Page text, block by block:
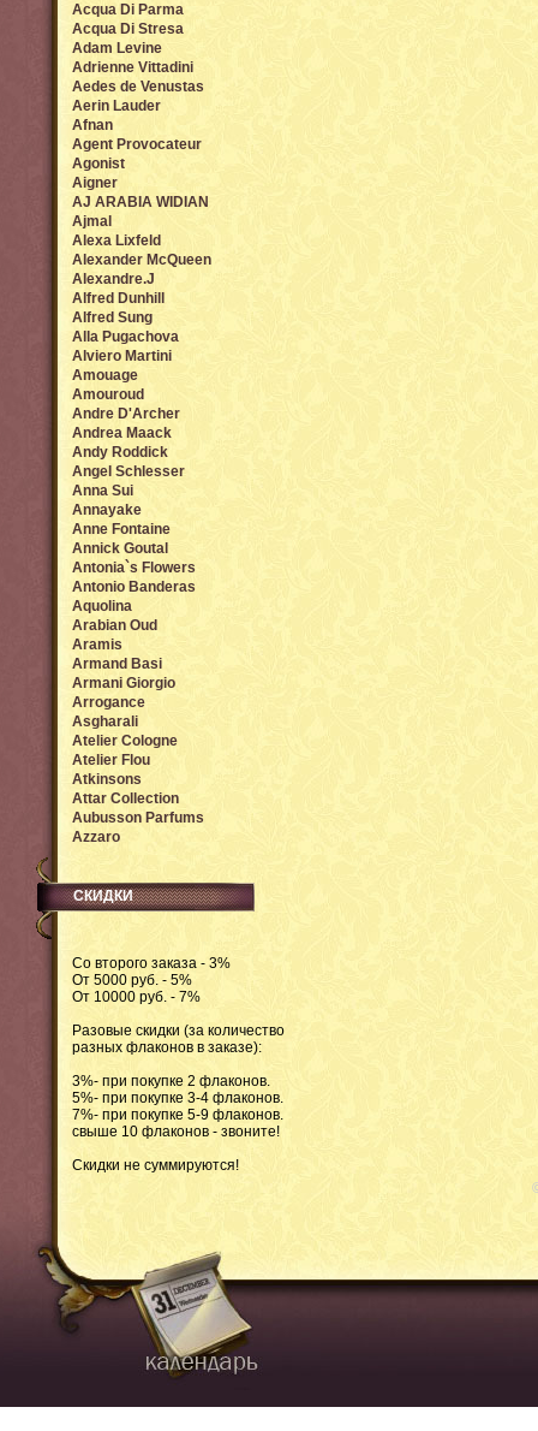
Acqua Di Parma
Acqua Di Stresa
Adam Levine
Adrienne Vittadini
Aedes de Venustas
Aerin Lauder
Afnan
Agent Provocateur
Agonist
Aigner
AJ ARABIA WIDIAN
Ajmal
Alexa Lixfeld
Alexander McQueen
Alexandre.J
Alfred Dunhill
Alfred Sung
Alla Pugachova
Alviero Martini
Amouage
Amouroud
Andre D'Archer
Andrea Maack
Andy Roddick
Angel Sсhlesser
Anna Sui
Annayake
Anne Fontaine
Annick Goutal
Antonia`s Flowers
Antonio Banderas
Aquolina
Arabian Oud
Aramis
Armand Basi
Armani Giorgio
Arrogance
Asgharali
Atelier Cologne
Atelier Flou
Atkinsons
Attar Collection
Aubusson Parfums
Azzaro
СКИДКИ
Со второго заказа - 3%
От 5000 руб. - 5%
От 10000 руб. - 7%
Разовые скидки (за количество
разных флаконов в заказе):
3%- при покупке 2 флаконов.
5%- при покупке 3-4 флаконов.
7%- при покупке 5-9 флаконов.
свыше 10 флаконов - звоните!
Скидки не суммируются!